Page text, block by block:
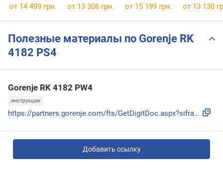
++
от 14 499 грн. от 13 306 грн. от 15 199 грн. от 13 130
Полезные материалы по Gorenje RK
4182 PS4
Gorenje RK 4182 PW4
инструкции
https://partners.gorenje.com/fts/GetDigitDoc.aspx?sifra=200...
Добавить ссылку